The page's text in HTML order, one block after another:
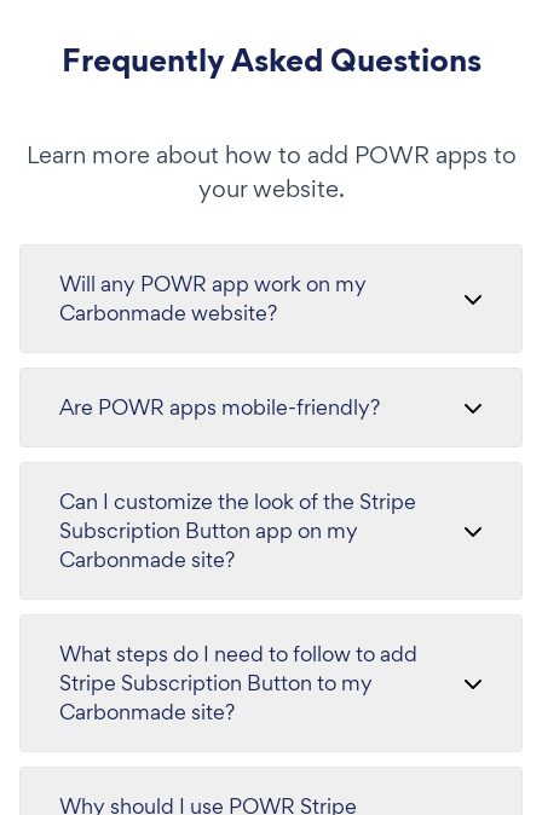
Frequently Asked Questions
Learn more about how to add POWR apps to
your website.
Will any POWR app work on my
Carbonmade website?
Are POWR apps mobile-friendly?
Can I customize the look of the Stripe
Subscription Button app on my
Carbonmade site?
What steps do I need to follow to add
Stripe Subscription Button to my
Carbonmade site?
Why should I use POWR Stripe